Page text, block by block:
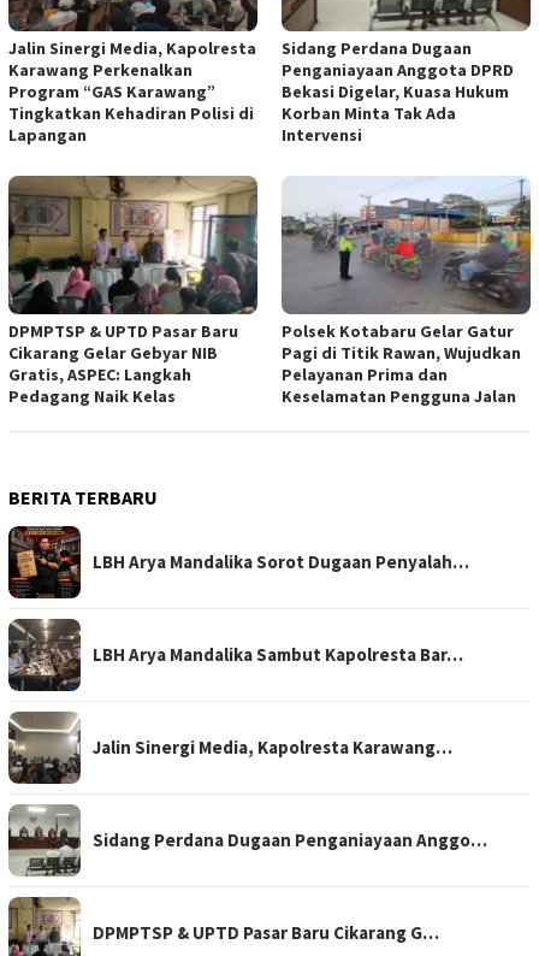
Jalin Sinergi Media, Kapolresta
Karawang Perkenalkan
Program “GAS Karawang”
Tingkatkan Kehadiran Polisi di
Lapangan
Sidang Perdana Dugaan
Penganiayaan Anggota DPRD
Bekasi Digelar, Kuasa Hukum
Korban Minta Tak Ada
Intervensi
DPMPTSP & UPTD Pasar Baru
Cikarang Gelar Gebyar NIB
Gratis, ASPEC: Langkah
Pedagang Naik Kelas
Polsek Kotabaru Gelar Gatur
Pagi di Titik Rawan, Wujudkan
Pelayanan Prima dan
Keselamatan Pengguna Jalan
BERITA TERBARU
LBH Arya Mandalika Sorot Dugaan Penyalah…
LBH Arya Mandalika Sambut Kapolresta Bar…
Jalin Sinergi Media, Kapolresta Karawang…
Sidang Perdana Dugaan Penganiayaan Anggo…
DPMPTSP & UPTD Pasar Baru Cikarang G…